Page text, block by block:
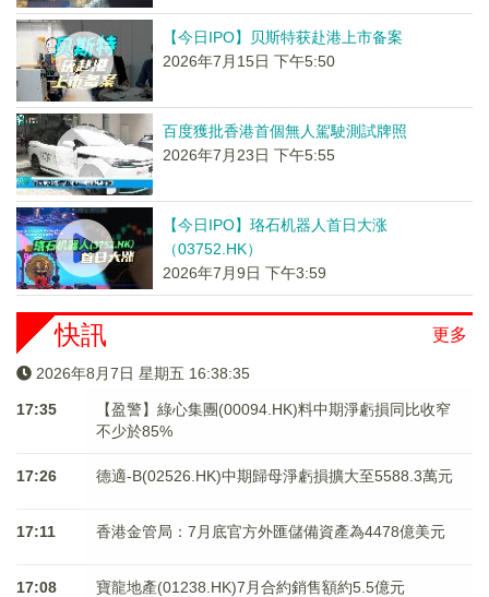
【今日IPO】贝斯特获赴港上市备案
2026年7月15日 下午5:50
百度獲批香港首個無人駕駛測試牌照
2026年7月23日 下午5:55
【今日IPO】珞石机器人首日大涨
（03752.HK）
2026年7月9日 下午3:59
更多
快訊
2026年8月7日 星期五 16:38:36
17:35
【盈警】綠心集團(00094.HK)料中期淨虧損同比收窄
不少於85%
17:26 德適-B(02526.HK)中期歸母淨虧損擴大至5588.3萬元
17:11 香港金管局：7月底官方外匯儲備資產為4478億美元
17:08 寶龍地產(01238.HK)7月合約銷售額約5.5億元